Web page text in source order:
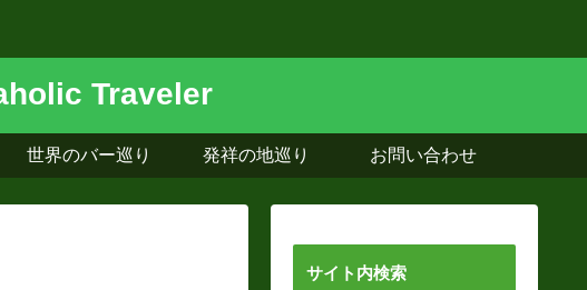
世界のバー巡り 発祥の地巡り お問い合わせ
サイト内検索